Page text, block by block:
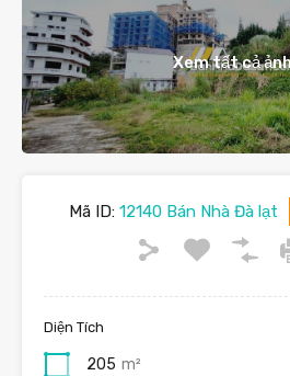
Xem tất cả
Mã ID: 12140 Bán Nhà Đà lạt
Diện Tích
205 m²